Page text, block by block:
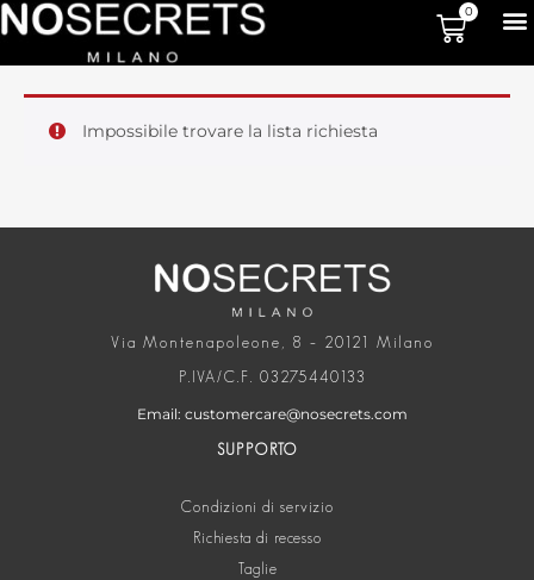
0
Impossibile trovare la lista richiesta
Via Montenapoleone, 8 – 20121 Milano
P.IVA/C.F. 03275440133
Email: customercare@nosecrets.com
SUPPORTO
Condizioni di servizio
Richiesta di recesso
Taglie